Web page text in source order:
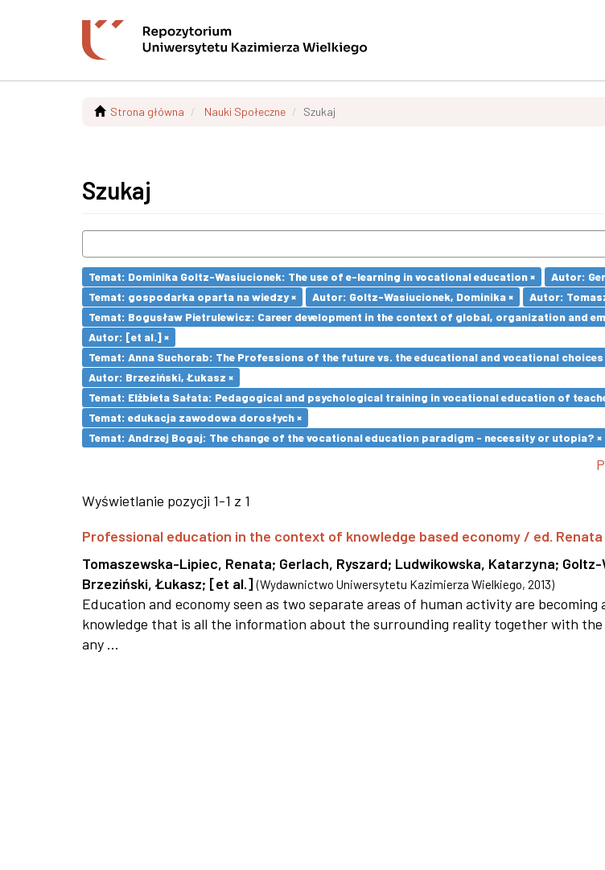
Strona główna Nauki Społeczne Szukaj
Szukaj
Temat: Dominika Goltz-Wasiucionek: The use of e-learning in vocational education ×
Autor:
Temat: gospodarka oparta na wiedzy ×
Autor: Goltz-Wasiucionek, Dominika ×
Autor:
Temat: Bogusław Pietrulewicz: Career development in the context of global, organization and
Autor: [et al.] ×
Temat: Anna Suchorab: The Professions of the future vs. the educational and vocational
Autor: Brzeziński, Łukasz ×
Temat: Elżbieta Sałata: Pedagogical and psychological training in vocational education of
Temat: edukacja zawodowa dorosłych ×
Temat: Andrzej Bogaj: The change of the vocational education paradigm - necessity or utopia? ×
Wyświetlanie pozycji 1-1 z 1
Professional education in the context of knowledge based economy / ed.
Tomaszewska-Lipiec, Renata; Gerlach, Ryszard; Ludwikowska, Katarzyna; Goltz-
Brzeziński, Łukasz; [et al.] (Wydawnictwo Uniwersytetu Kazimierza Wielkiego, 2013)
Education and economy seen as two separate areas of human activity are becoming
knowledge that is all the information about the surrounding reality together with
any ...